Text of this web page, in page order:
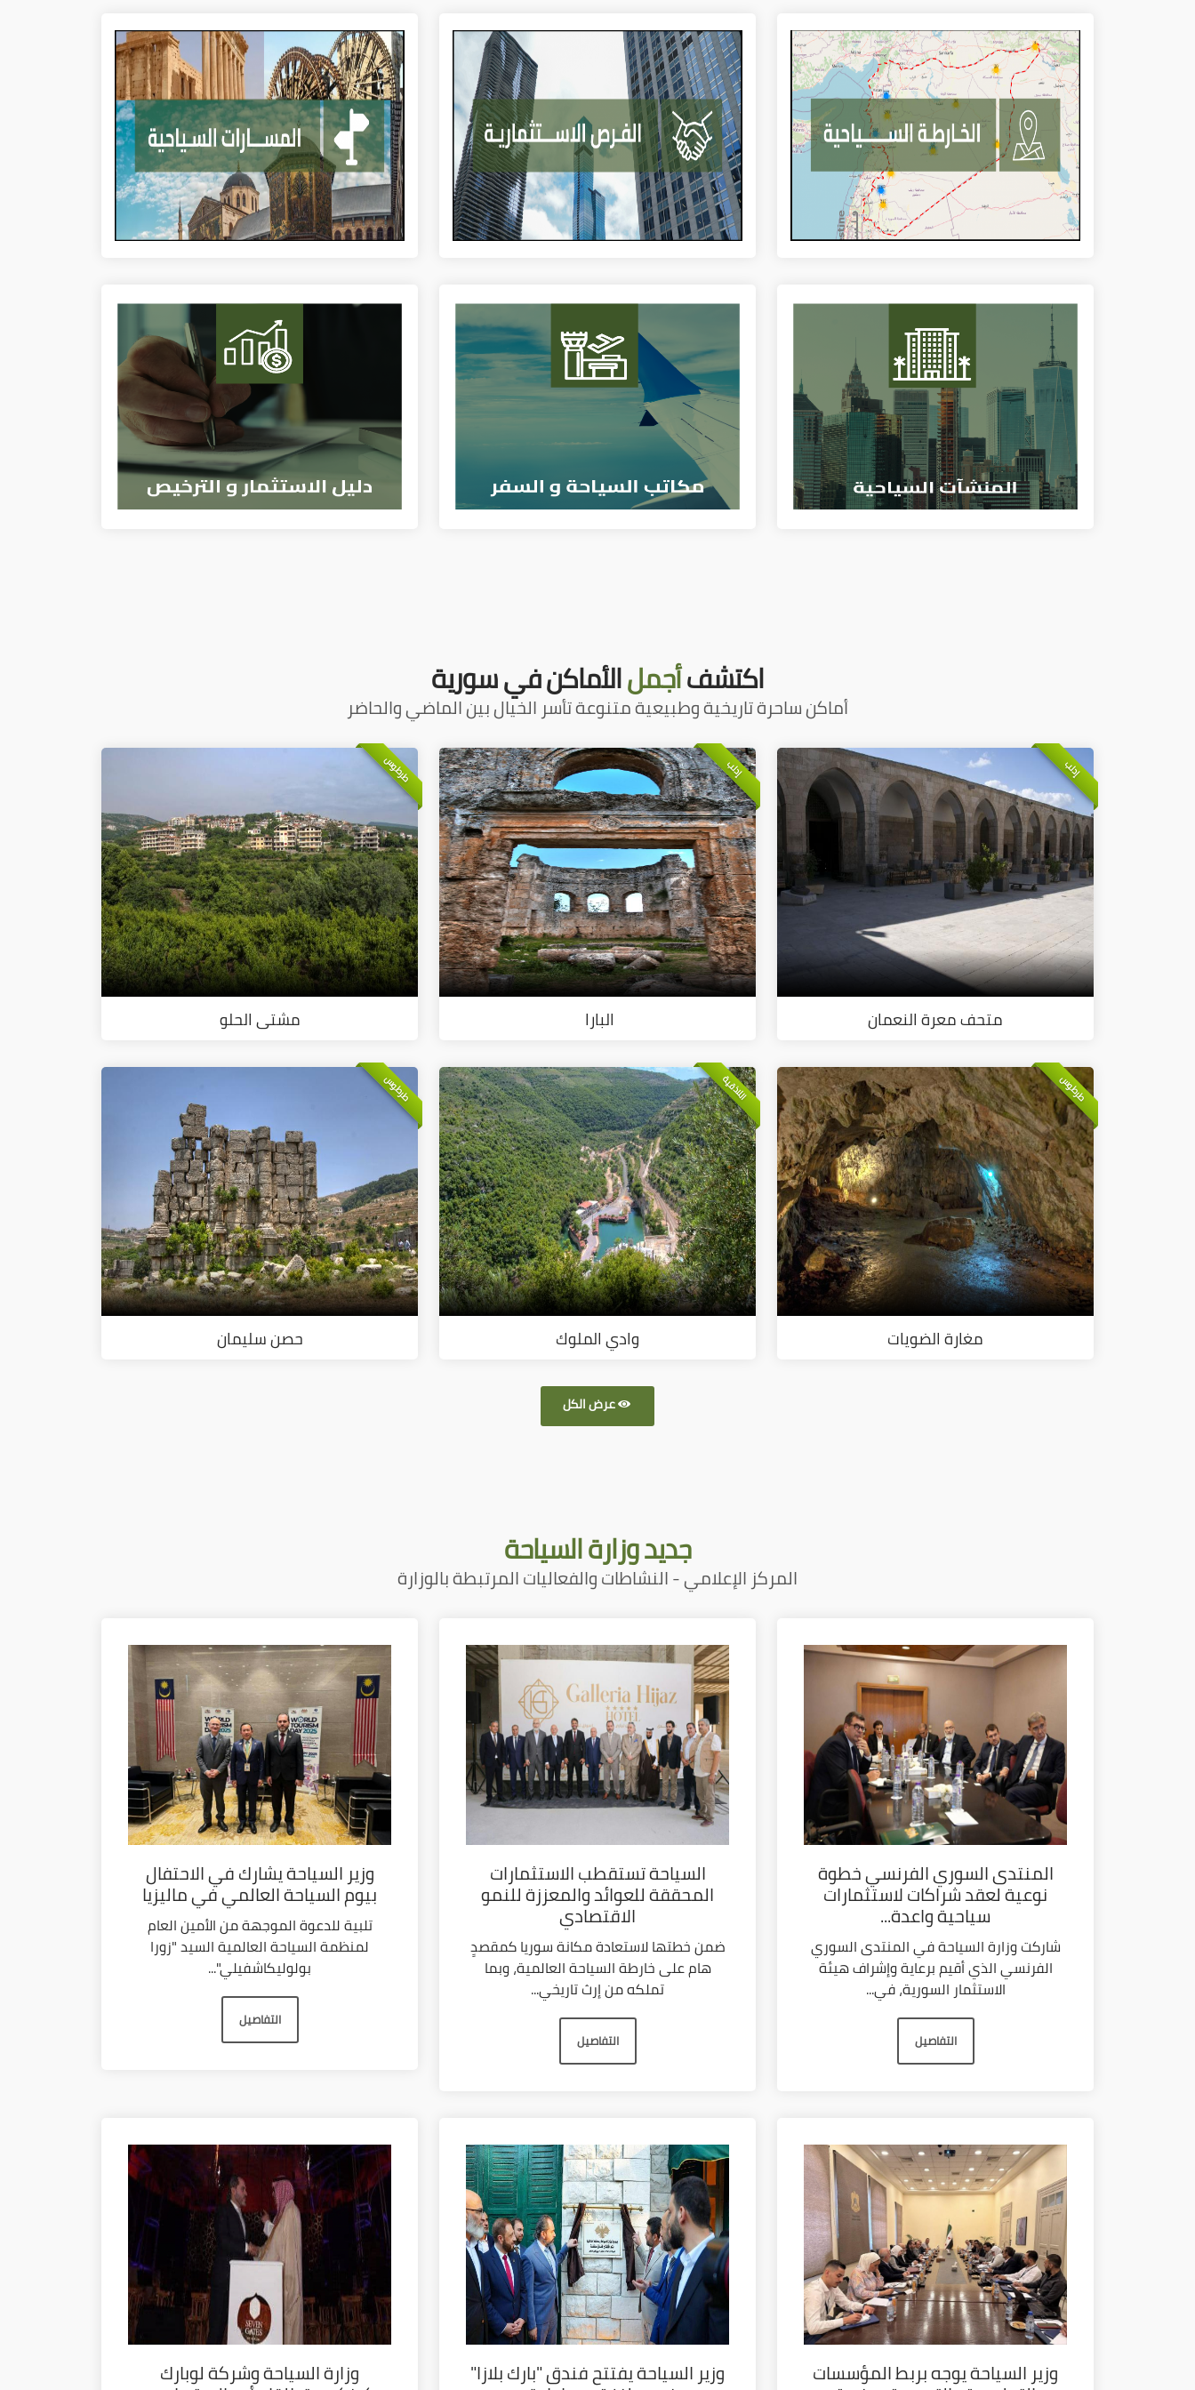
اكتشفأجملالأماكن في سورية
أماكن ساحرة تاريخية وطبيعية متنوعة تأسر الخيال بين الماضي والحاضر
إدلب
متحف معرة النعمان
إدلب
البارا
طرطوس
مشتى الحلو
طرطوس
مغارة الضويات
اللاذقية
وادي الملوك
طرطوس
حصن سليمان
عرض الكل
جديدوزارة السياحة
المركز الإعلامي - النشاطات والفعاليات المرتبطة بالوزارة
المنتدى السوري الفرنسي خطوة
نوعية لعقد شراكات لاستثمارات
سياحية واعدة...
شاركت وزارة السياحة في المنتدى السوري
الفرنسي الذي أقيم برعاية وإشراف هيئة
الاستثمار السورية، في...
التفاصيل
السياحة تستقطب الاستثمارات
المحققة للعوائد والمعززة للنمو
الاقتصادي
ضمن خطتها لاستعادة مكانة سوريا كمقصدٍ
هام على خارطة السياحة العالمية، وبما
تملكه من إرث تاريخي...
التفاصيل
وزير السياحة يشارك في الاحتفال
بيوم السياحة العالمي في ماليزيا
تلبية للدعوة الموجهة من الأمين العام
لمنظمة السياحة العالمية السيد "زورا
بولوليكاشفيلي"...
التفاصيل
وزير السياحة يوجه بربط المؤسسات وزير السياحة يفتتح فندق "بارك بلازا" وزارة السياحة وشركة لوبارك